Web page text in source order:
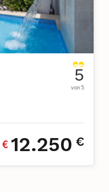
5
von 5
€ 12.250 €